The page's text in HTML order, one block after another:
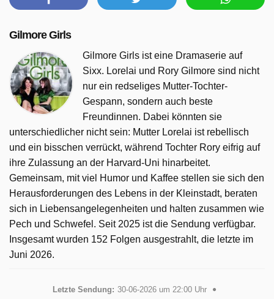
Gilmore Girls
Gilmore Girls ist eine Dramaserie auf
Sixx. Lorelai und Rory Gilmore sind nicht
nur ein redseliges Mutter-Tochter-
Gespann, sondern auch beste
Freundinnen. Dabei könnten sie
unterschiedlicher nicht sein: Mutter Lorelai ist rebellisch
und ein bisschen verrückt, während Tochter Rory eifrig auf
ihre Zulassung an der Harvard-Uni hinarbeitet.
Gemeinsam, mit viel Humor und Kaffee stellen sie sich den
Herausforderungen des Lebens in der Kleinstadt, beraten
sich in Liebensangelegenheiten und halten zusammen wie
Pech und Schwefel. Seit 2025 ist die Sendung verfügbar.
Insgesamt wurden 152 Folgen ausgestrahlt, die letzte im
Juni 2026.
Letzte Sendung: 30-06-2026 um 22:00 Uhr